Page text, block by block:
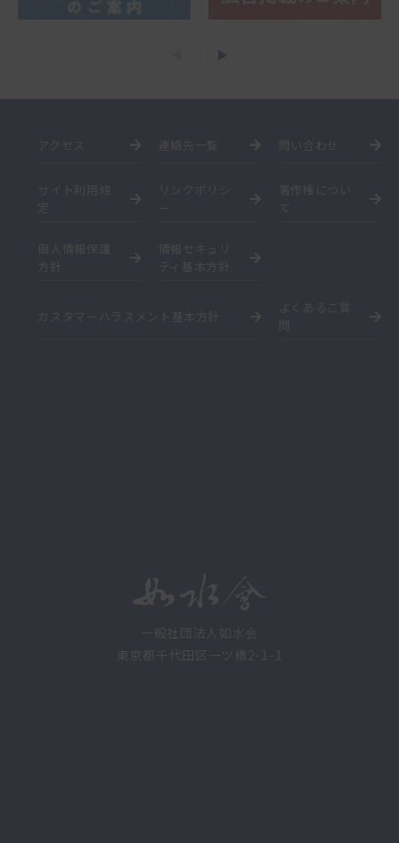
一般社団法人如水会
東京都千代田区一ツ橋2-1-1
アクセス 連絡先一覧 問い合わせ
サイト利用規
定
リンクポリシ
ー
著作権につい
て
個人情報保護
方針
情報セキュリ
ティ基本方針
カスタマーハラスメント基本方針
よくあるご質
問